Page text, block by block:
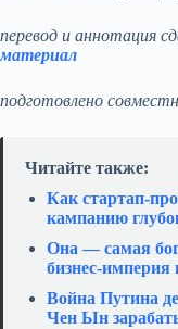
перевод и аннотация
материал
подготовлено
Читайте также:
Как
кампанию
Она — самая
бизнес‑империя
Война Путина
Чен Ын